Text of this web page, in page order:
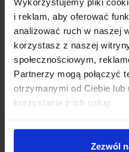
i reklam, aby oferować
analizować ruch w naszej
korzystasz z naszej
społecznościowym,
Partnerzy mogą połączyć
otrzymanymi od Ciebie
korzystania z ich usług.
Zezwól
Zobacz także